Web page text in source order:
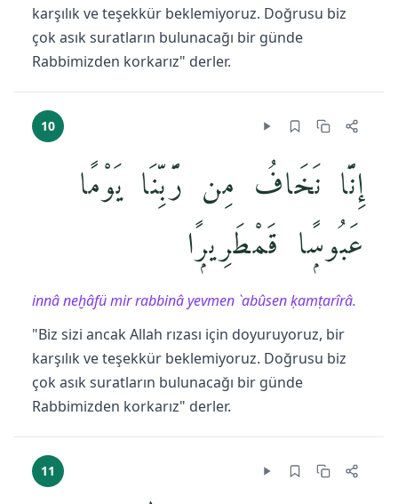
karşılık ve teşekkür beklemiyoruz. Doğrusu biz
çok asık suratların bulunacağı bir günde
Rabbimizden korkarız" derler.
10
إِنَّا نَخَافُ مِن رَّبِّنَا يَوْمًا
عَبُوسًۭا قَمْطَرِيرًۭا
innâ neḫâfü mir rabbinâ yevmen `abûsen ḳamṭarîrâ.
"Biz sizi ancak Allah rızası için doyuruyoruz, bir
karşılık ve teşekkür beklemiyoruz. Doğrusu biz
çok asık suratların bulunacağı bir günde
Rabbimizden korkarız" derler.
11